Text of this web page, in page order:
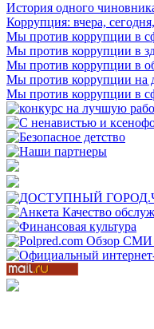
История одного
Коррупция: вчера,
Мы против коррупции в
Мы против коррупции в
Мы против коррупции в
Мы против коррупции на
Мы против коррупции в